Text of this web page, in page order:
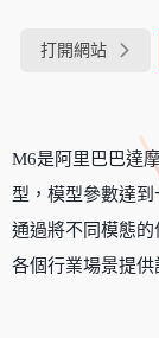
打開網站
M6是阿里巴巴達
型，模型參數達
通過將不同模態
各個行業場景提